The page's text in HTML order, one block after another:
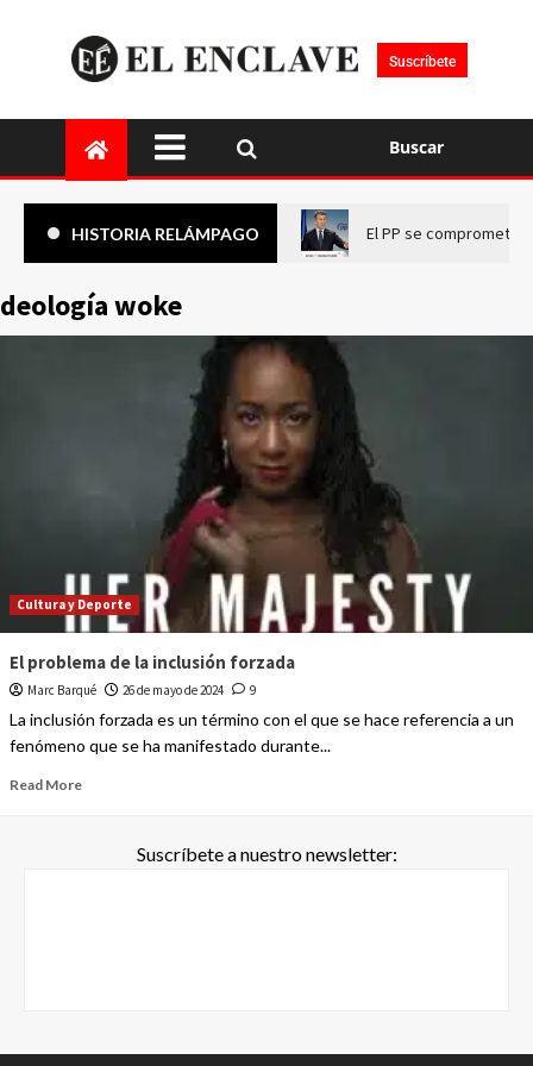
Suscríbete
Buscar
HISTORIA RELÁMPAGO El PP se compromete
woke
Cultura y Deporte
El problema de la inclusión forzada
Marc Barqué 26 de mayo de 2024 9
La inclusión forzada es un término con el que se hace referencia a un
fenómeno que se ha manifestado durante...
Read More
Suscríbete a nuestro newsletter: